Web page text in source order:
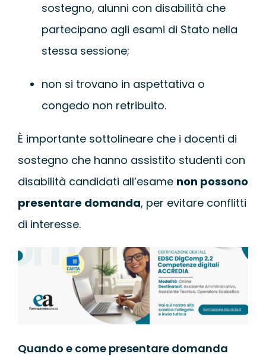
sostegno, alunni con disabilità che
partecipano agli esami di Stato nella
stessa sessione;
non si trovano in aspettativa o
congedo non retribuito.
È importante sottolineare che i docenti di
sostegno che hanno assistito studenti con
disabilità candidati all’esame non possono
presentare domanda, per evitare conflitti
di interesse.
Quando e come presentare domanda